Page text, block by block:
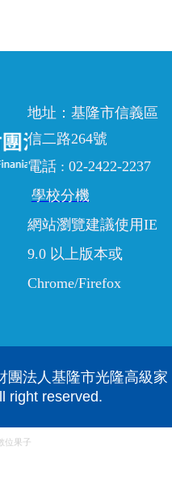
地址：基隆市信義區
信二路264號
電話 : 02-2422-2237
學校分機
網站瀏覽建議使用IE
9.0 以上版本或
Chrome/Firefox
團法人基隆市光隆高級家
right reserved.
位果子